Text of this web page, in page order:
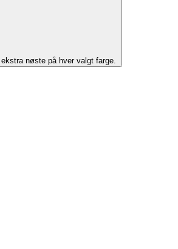
nøste på hver valgt farge.